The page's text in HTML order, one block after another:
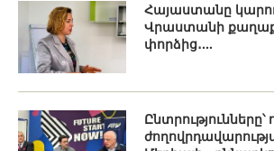
Հայաստանը
Վրաստանի
փորձից․...